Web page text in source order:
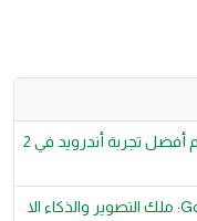
🚀 مراجعة Google Pixel 9 Pro XL: هل يقدم أفضل تجربة أندرويد في 2
مراجعة شاملة لهاتف Google Pixel 10 Pro XL: ملك التصوير والذكاء الا